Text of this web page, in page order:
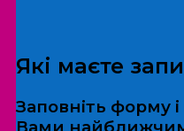
Які маєте
Заповніть форму
Вами